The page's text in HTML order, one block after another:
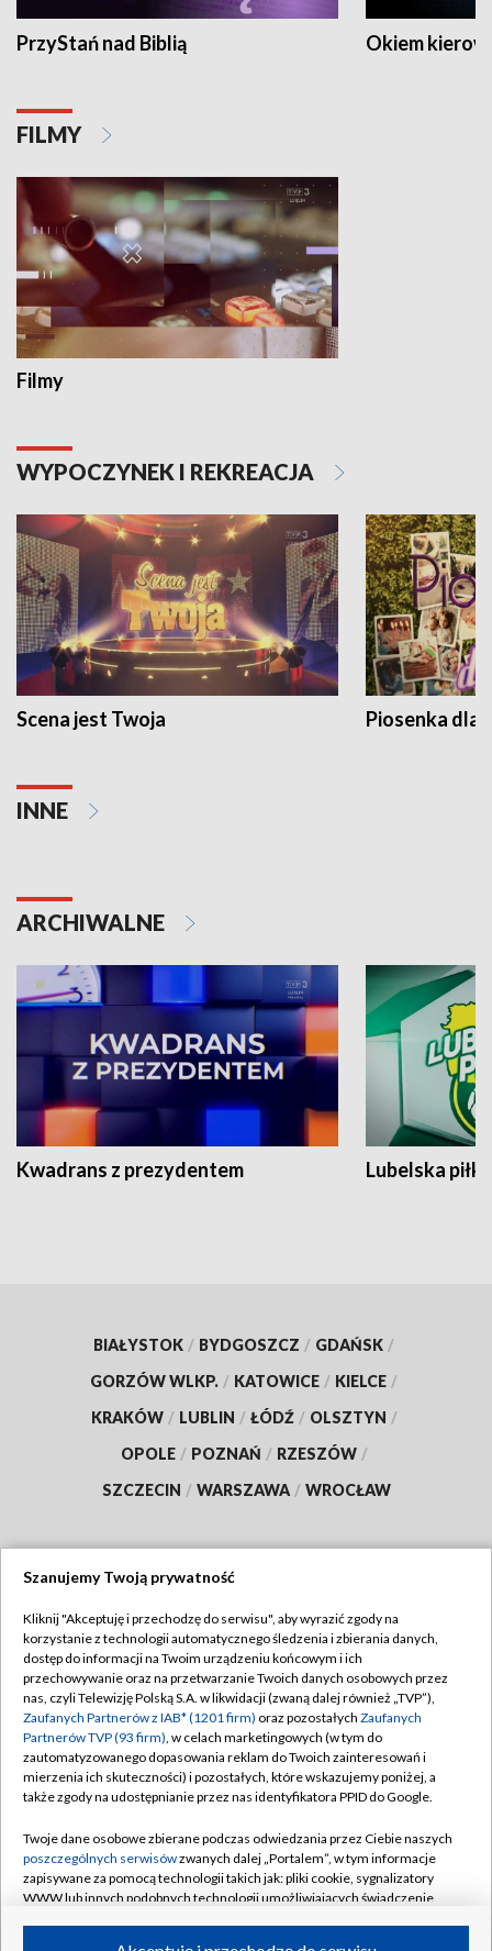
PrzyStań nad Biblią Okiem
FILMY
Filmy
WYPOCZYNEK I REKREACJA
Scena jest Twoja Piosenka dla
INNE
ARCHIWALNE
Kwadrans z prezydentem Lubelska piłka
BIAŁYSTOK / BYDGOSZCZ / GDAŃSK /
GORZÓW WLKP. / KATOWICE / KIELCE /
KRAKÓW / LUBLIN / ŁÓDŹ / OLSZTYN /
OPOLE / POZNAŃ / RZESZÓW /
SZCZECIN / WARSZAWA / WROCŁAW
TVP
Abonament TVP
Emisja w TVP
Centrum informacji TVP
Naziemna Telewizja Cyfrowa
Rada Programowa
System NOS
Informacje o nadawcy
Regulamin TVP
Polityka prywatności
Moje zgody
Pomoc
Kontakt
Kanały
Szanujemy Twoją prywatność
Kliknij "Akceptuję i przechodzę do serwisu", aby wyrazić zgody na
korzystanie z technologii automatycznego śledzenia i zbierania danych,
dostęp do informacji na Twoim urządzeniu końcowym i ich
przechowywanie oraz na przetwarzanie Twoich danych osobowych przez
nas, czyli Telewizję Polską S.A. w likwidacji (zwaną dalej również „TVP”),
Zaufanych Partnerów z IAB* (1201 firm) oraz pozostałych Zaufanych
Partnerów TVP (93 firm), w celach marketingowych (w tym do
zautomatyzowanego dopasowania reklam do Twoich zainteresowań i
mierzenia ich skuteczności) i pozostałych, które wskazujemy poniżej, a
także zgody na udostępnianie przez nas identyfikatora PPID do Google.
Twoje dane osobowe zbierane podczas odwiedzania przez Ciebie naszych
poszczególnych serwisówzwanych dalej „Portalem”, w tym informacje
zapisywane za pomocą technologii takich jak: pliki cookie, sygnalizatory
WWW lub innych podobnych technologii umożliwiających świadczenie